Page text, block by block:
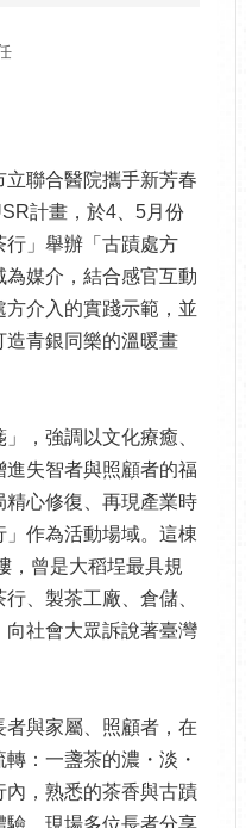
聯合醫院攜手新芳春
計畫，於4、5月份
行」舉辦「古蹟處方
媒介，結合感官互動
介入的實踐示範，並
造青銀同樂的溫暖畫
，強調以文化療癒、
失智者與照顧者的福
心修復、再現產業時
作為活動場域。這棟
，曾是大稻埕最具規
、製茶工廠、倉儲、
社會大眾訴說著臺灣
與家屬、照顧者，在
：一盞茶的濃・淡・
內，熟悉的茶香與古蹟